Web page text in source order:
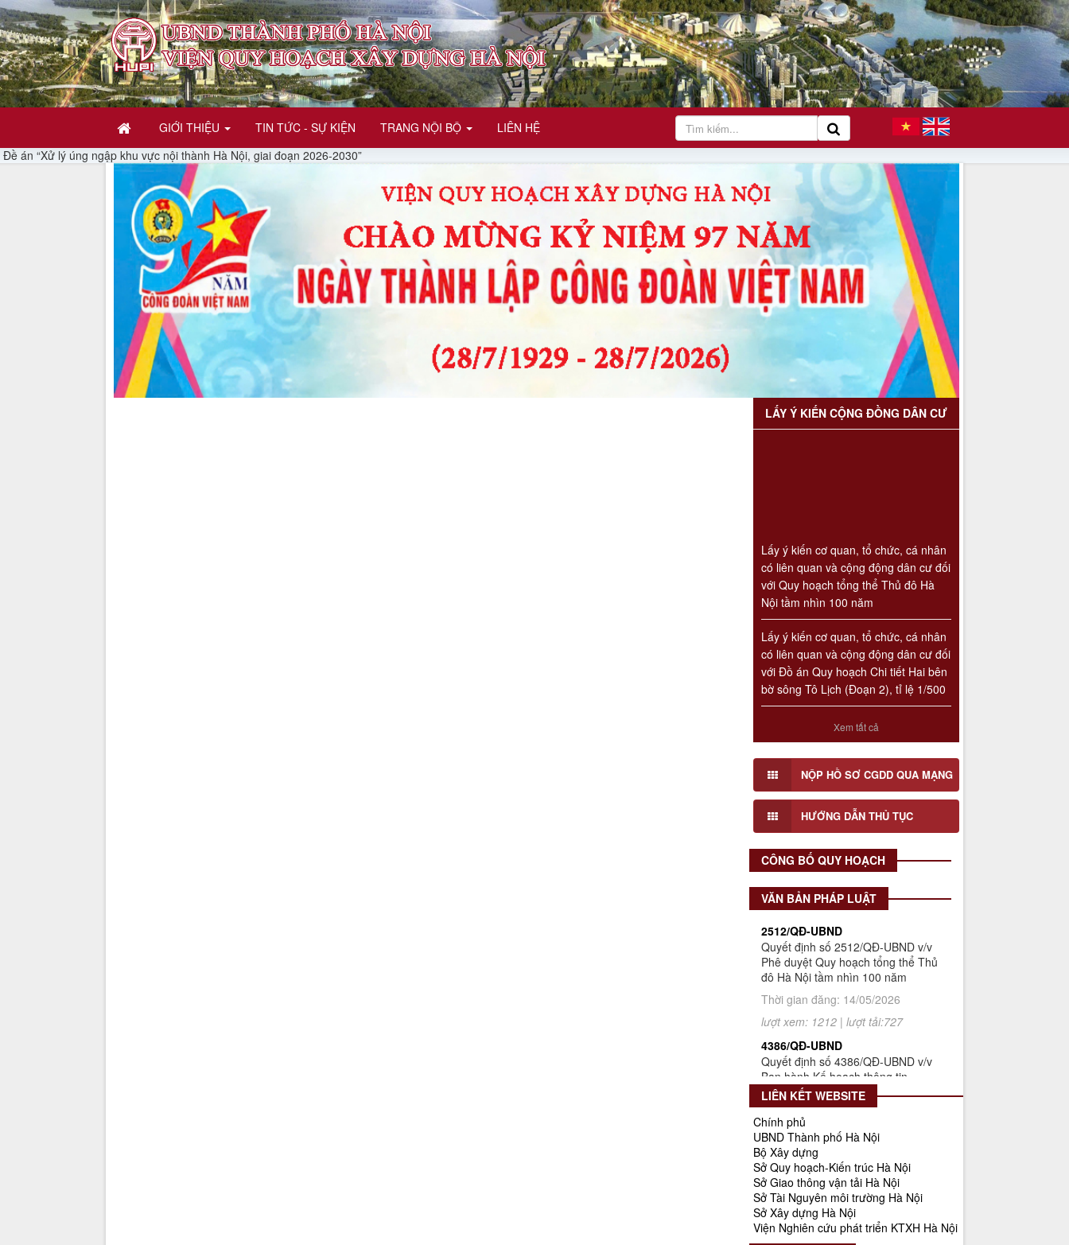
GIỚI THIỆU TIN TỨC - SỰ KIỆN TRANG NỘI BỘ
LIÊN HỆ
án “Xử lý úng ngập khu vực nội thành Hà Nội, giai đoạn 2026-2030”
LẤY Ý KIẾN CỘNG ĐỒNG DÂN CƯ
có liên quan và cộng động dân cư đối
với Quy hoạch tổng thể Thủ đô Hà
Nội tầm nhìn 100 năm
Lấy ý kiến cơ quan, tổ chức, cá nhân
có liên quan và cộng động dân cư đối
với Đồ án Quy hoạch Chi tiết Hai bên
bờ sông Tô Lịch (Đoạn 2), tỉ lệ 1/500
Lấy ý kiến cơ quan, tổ chức, cá nhân
có liên quan và cộng động dân cư đối
với Đồ án Quy hoạch Chi tiết Hai bên
bờ sông Tô Lịch (Đoạn 3), tỉ lệ 1/500
Lấy ý kiến cơ quan, tổ chức, cá nhân
có liên quan và cộng động dân cư đối
với Đồ án Quy hoạch Chi tiết Hai bên
bờ sông Tô Lịch (Đoạn 1), tỉ lệ 1/500
Xem tất cả
NỘP HỒ SƠ CGDD QUA MẠNG
HƯỚNG DẪN THỦ TỤC
CÔNG BỐ QUY HOẠCH
VĂN BẢN PHÁP LUẬT
Số 908/KH-VQH
Kế hoạch Thông tin, tuyên truyền
về cải cách hành chính nhà nước
của Viện Quy hoạch xây dựng Hà
Nội giai đoạn 2026 - 2030
Thời gian đăng: 16/07/2026
lượt xem: 71 | lượt tải:29
2512/QĐ-UBND
Phê duyệt Quy hoạch tổng thể Thủ
đô Hà Nội tầm nhìn 100 năm
Thời gian đăng: 14/05/2026
lượt xem: 1212 | lượt tải:727
4386/QĐ-UBND
Quyết định số 4386/QĐ-UBND v/v
Ban hành Kế hoạch thông tin,
tuyên truyền về cải cách hành
chính nhà nước thành phố Hà Nội
năm 2025
Thời gian đăng: 25/08/2025
lượt xem: 565 | lượt tải:266
55-KH/ĐU
Kế hoạch Triển khai Phong trào
"Bình dân học vụ số"
Thời gian đăng: 03/06/2025
lượt xem: 619 | lượt tải:268
LIÊN KẾT WEBSITE
Chính phủ
UBND Thành phố Hà Nội
Bộ Xây dựng
Sở Quy hoạch-Kiến trúc Hà Nội
Sở Giao thông vận tải Hà Nội
Sở Tài Nguyên môi trường Hà Nội
Sở Xây dựng Hà Nội
Viện Nghiên cứu phát triển KTXH Hà Nội